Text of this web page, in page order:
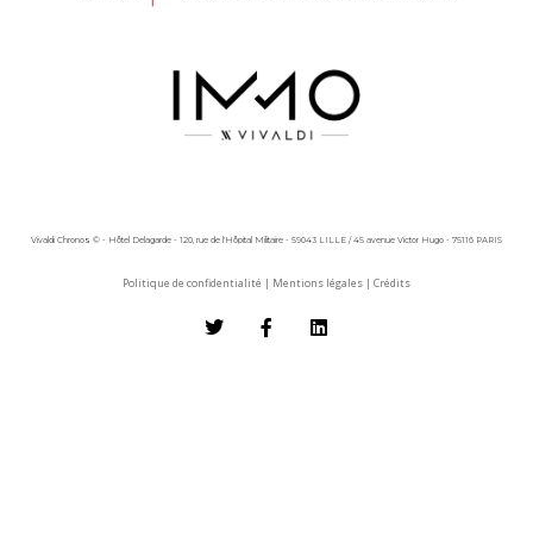
Vivaldi Chronos © - Hôtel Delagarde - 120, rue de l'Hôpital Militaire - 59043 LILLE / 45 avenue Victor Hugo - 75116 PARIS
Politique de confidentialité | Mentions légales | Crédits